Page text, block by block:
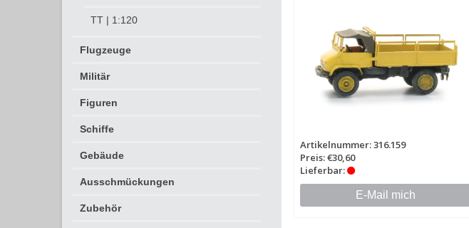
TT | 1:120
Flugzeuge
Militär
Figuren
Schiffe
Gebäude
Ausschmückungen
Zubehör
Artikelnummer: 316.159
Preis: €30,60
Lieferbar:
E-Mail mich